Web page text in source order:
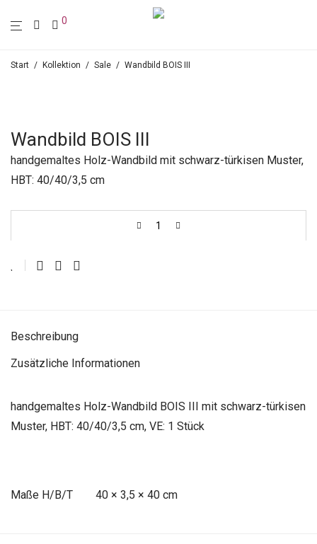
0
Start / Kollektion / Sale / Wandbild BOIS III
Wandbild BOIS III
handgemaltes Holz-Wandbild mit schwarz-türkisen Muster,
HBT: 40/40/3,5 cm
Beschreibung
Zusätzliche Informationen
handgemaltes Holz-Wandbild BOIS III mit schwarz-türkisen
Muster, HBT: 40/40/3,5 cm, VE: 1 Stück
Maße 40 × 3,5 × 40 cm